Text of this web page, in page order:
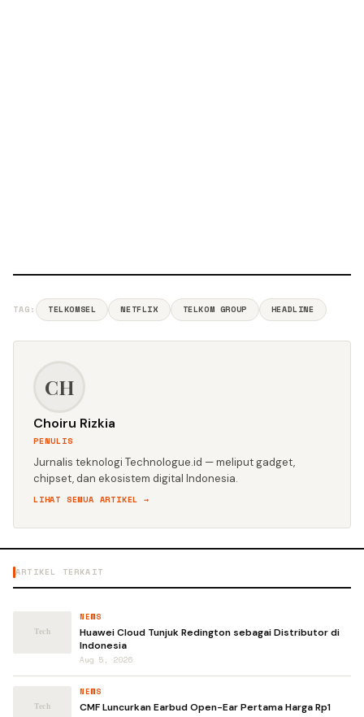
TAG: TELKOMSEL NETFLIX TELKOM GROUP HEADLINE
CH
Choiru Rizkia
PENULIS
Jurnalis teknologi Technologue.id — meliput gadget,
chipset, dan ekosistem digital Indonesia.
LIHAT SEMUA ARTIKEL →
ARTIKEL TERKAIT
NEWS
Huawei Cloud Tunjuk Redington sebagai Distributor di
Indonesia
Aug 5, 2026
NEWS
CMF Luncurkan Earbud Open-Ear Pertama Harga Rp1